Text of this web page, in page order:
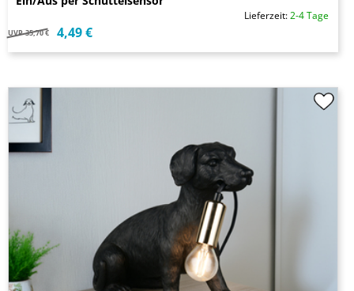
Lieferzeit:2-4 Tage
UVP 35,70 € 4,49 €